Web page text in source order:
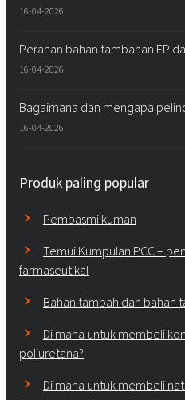
16-04-2026
Peranan bahan tambahan EP
16-04-2026
Bagaimana dan mengapa
16-04-2026
Produk paling popular
Pembasmi kuman
Temui Kumpulan PCC –
farmaseutikal
Bahan tambah dan bahan
Di mana untuk membeli
poliuretana?
Di mana untuk membeli